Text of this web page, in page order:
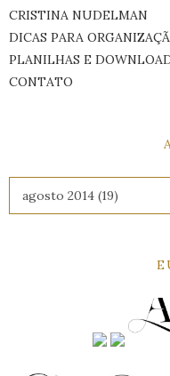
CRISTINA NUDELMAN
DICAS PARA
PLANILHAS E
CONTATO